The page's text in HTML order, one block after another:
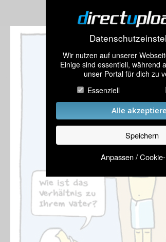
Wir nutzen auf unserer
Einige sind essentiell, während
unser Portal für dich zu
Essenziell
Alle
Speichern
Anpassen /